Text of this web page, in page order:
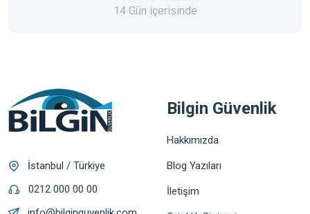
14 Gün içerisinde
İstanbul / Türkiye
0212 000 00 00
Bilgin Güvenlik
Hakkımızda
Blog Yazıları
İletişim